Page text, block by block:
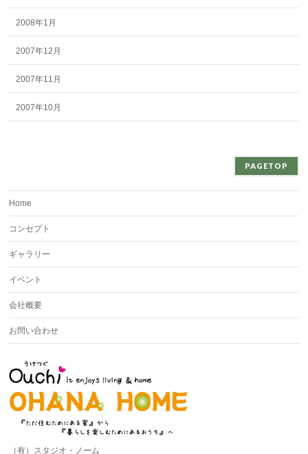
2008年1月
2007年12月
2007年11月
2007年10月
PAGETOP
Home
コンセプト
ギャラリー
イベント
会社概要
お問い合わせ
（有）スタジオ・ノーム